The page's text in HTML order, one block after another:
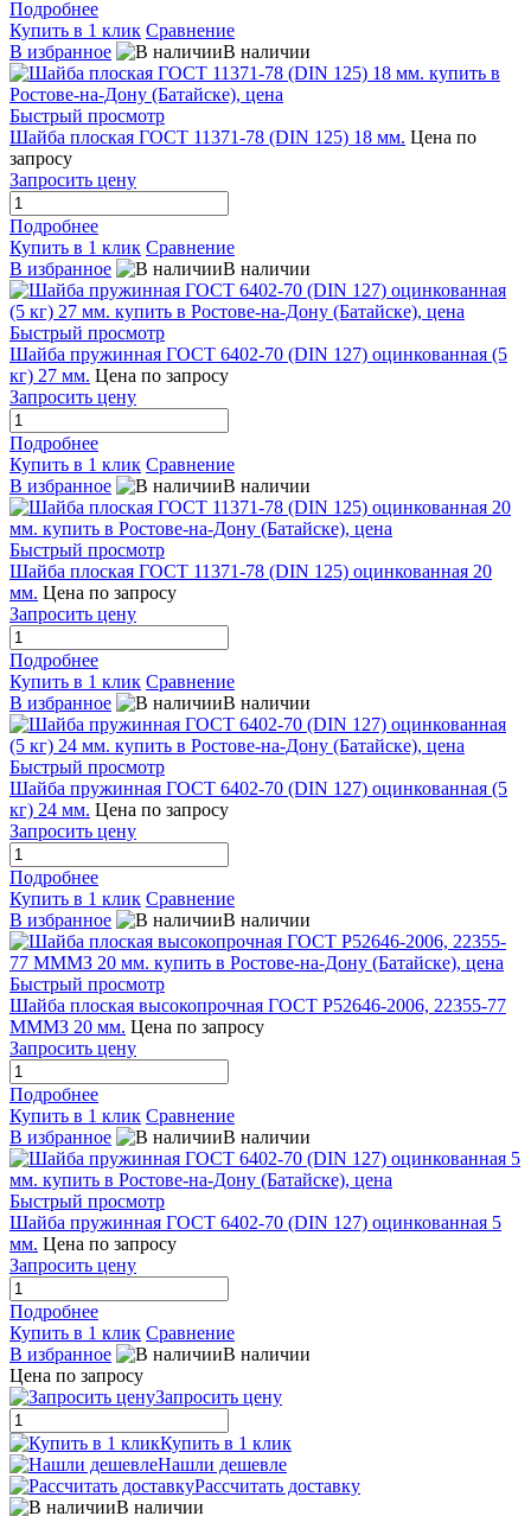
Подробнее
Купить в 1 клик Сравнение
В избранное
В наличии
Быстрый просмотр
Шайба плоская ГОСТ 11371-78 (DIN 125) 18 мм. Цена по
запросу
Запросить цену
Подробнее
Купить в 1 клик Сравнение
В избранное
В наличии
Быстрый просмотр
Шайба пружинная ГОСТ 6402-70 (DIN 127) оцинкованная (5
кг) 27 мм. Цена по запросу
Запросить цену
Подробнее
Купить в 1 клик Сравнение
В избранное
В наличии
Быстрый просмотр
Шайба плоская ГОСТ 11371-78 (DIN 125) оцинкованная 20
мм. Цена по запросу
Запросить цену
Подробнее
Купить в 1 клик Сравнение
В избранное
В наличии
Быстрый просмотр
Шайба пружинная ГОСТ 6402-70 (DIN 127) оцинкованная (5
кг) 24 мм. Цена по запросу
Запросить цену
Подробнее
Купить в 1 клик Сравнение
В избранное
В наличии
Быстрый просмотр
Шайба плоская высокопрочная ГОСТ Р52646-2006, 22355-77
МММЗ 20 мм. Цена по запросу
Запросить цену
Подробнее
Купить в 1 клик Сравнение
В избранное
В наличии
Быстрый просмотр
Шайба пружинная ГОСТ 6402-70 (DIN 127) оцинкованная 5
мм. Цена по запросу
Запросить цену
Подробнее
Купить в 1 клик Сравнение
В избранное
В наличии
Цена по запросу
Запросить цену
Купить в 1 клик
Нашли дешевле
Рассчитать доставку
В наличии